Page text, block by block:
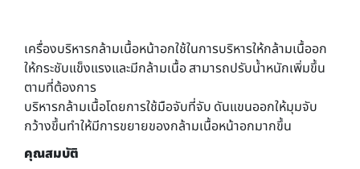
เครื่องบริหารกล้ามเนื้อหน้าอกใช้ในการบริหารให้กล้ามเนื้ออก
ให้กระชับแข็งแรงและมีกล้ามเนื้อ สามารถปรับน้ำหนักเพิ่มขึ้น
ตามที่ต้องการ
บริหารกล้ามเนื้อโดยการใช้มือจับที่จับ ดันแขนออกให้มุมจับ
กว้างขึ้นทำให้มีการขยายของกล้ามเนื้อหน้าอกมากขึ้น
คุณสมบัติ